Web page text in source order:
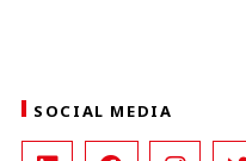
SOCIAL MEDIA